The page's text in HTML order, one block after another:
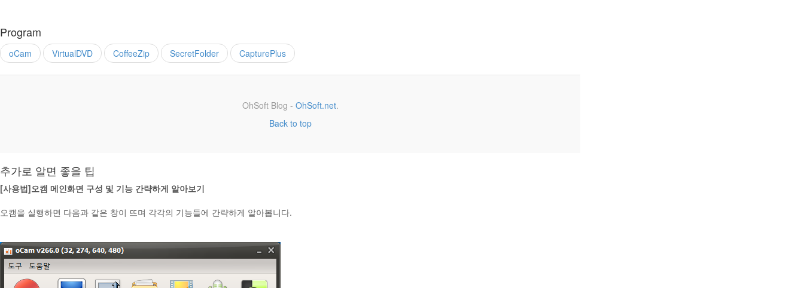
Program
oCam VirtualDVD CoffeeZip SecretFolder CapturePlus
OhSoft Blog - OhSoft.net.
Back to top
추가로 알면 좋을 팁
[사용법]오캠 메인화면 구성 및 기능 간략하게 알아보기
오캠을 실행하면 다음과 같은 창이 뜨며 각각의 기능들에 간략하게 알아봅니다.